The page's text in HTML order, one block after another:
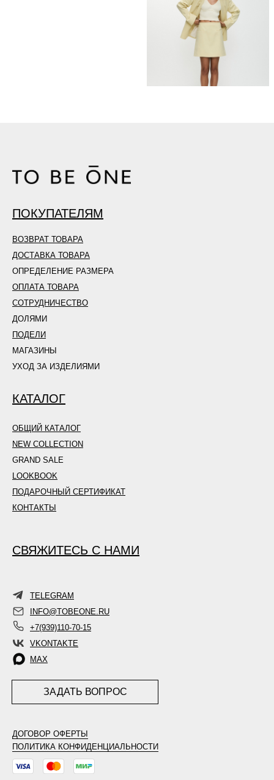
TELEGRAM
INFO@TOBEONE.RU
+7(939)110-70-15
VKONTAKTE
MAX
ДОГОВОР ОФЕРТЫ
ПОЛИТИКА КОНФИДЕНЦИАЛЬНОСТИ
ПОКУПАТЕЛЯМ
ВОЗВРАТ ТОВАРА
ДОСТАВКА ТОВАРА
ОПРЕДЕЛЕНИЕ РАЗМЕРА
ОПЛАТА ТОВАРА
СОТРУДНИЧЕСТВО
ДОЛЯМИ
ПОДЕЛИ
МАГАЗИНЫ
УХОД ЗА ИЗДЕЛИЯМИ
КАТАЛОГ
ОБЩИЙ КАТАЛОГ
NEW COLLECTION
GRAND SALE
LOOKBOOK
ПОДАРОЧНЫЙ СЕРТИФИКАТ
КОНТАКТЫ
СВЯЖИТЕСЬ С НАМИ
ЗАДАТЬ ВОПРОС